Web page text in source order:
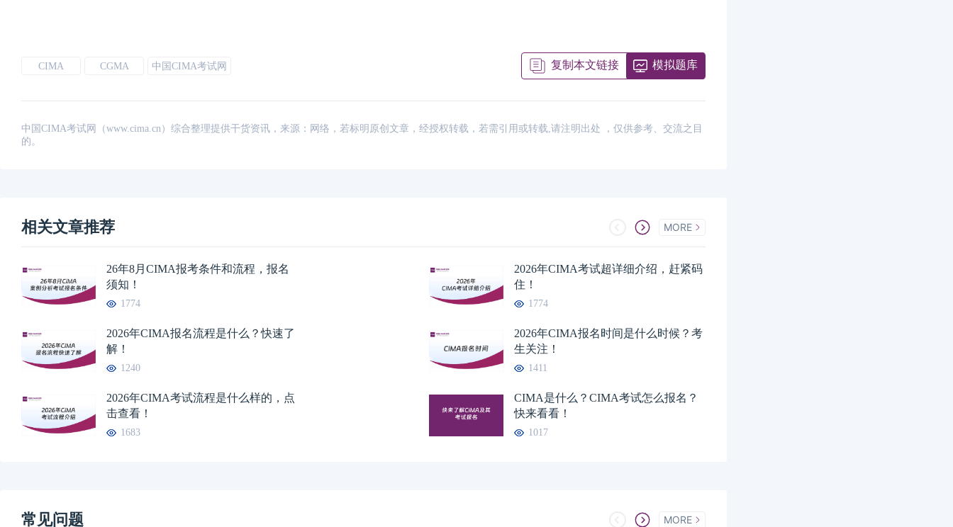
CIMA CGMA 中国CIMA考试网 复制本文链接 模拟题库
中国CIMA考试网（www.cima.cn）综合整理提供干货资讯，来源：网络，若标明原创文章，经授权转载，若需引用或转载,请注明出处 ，仅供参考、交流之目
的。
相关文章推荐 MORE
26年8月CIMA报考条件和流程，报名
须知！
1774
2026年CIMA考试超详细介绍，赶紧码
住！
1774
2026年CIMA报名流程是什么？快速了
解！
1240
2026年CIMA报名时间是什么时候？考
生关注！
1411
2026年CIMA考试流程是什么样的，点
击查看！
1683
CIMA是什么？CIMA考试怎么报名？
快来看看！
1017
常见问题 MORE